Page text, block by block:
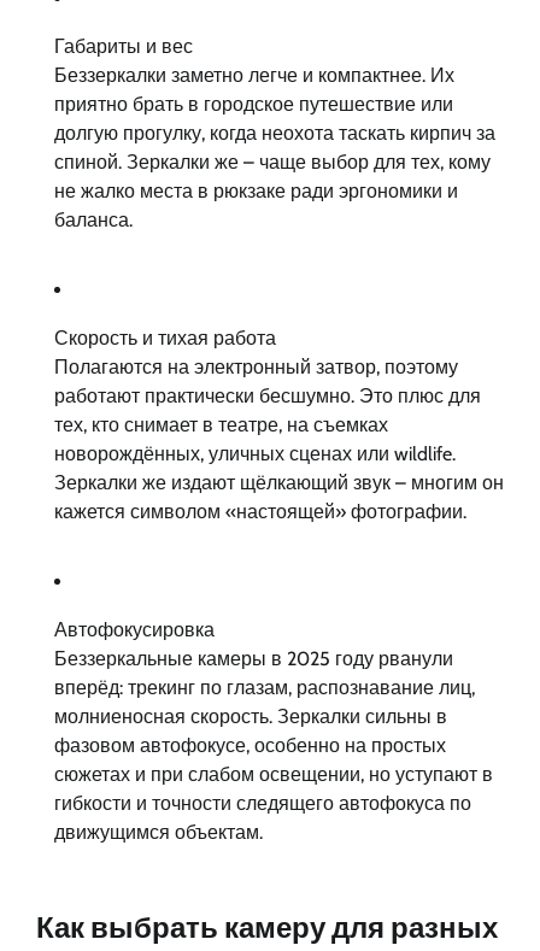
Габариты и вес
Беззеркалки заметно легче и компактнее. Их
приятно брать в городское путешествие или
долгую прогулку, когда неохота таскать кирпич за
спиной. Зеркалки же – чаще выбор для тех, кому
не жалко места в рюкзаке ради эргономики и
баланса.
Скорость и тихая работа
Полагаются на электронный затвор, поэтому
работают практически бесшумно. Это плюс для
тех, кто снимает в театре, на съемках
новорождённых, уличных сценах или wildlife.
Зеркалки же издают щёлкающий звук – многим он
кажется символом «настоящей» фотографии.
Автофокусировка
Беззеркальные камеры в 2025 году рванули
вперёд: трекинг по глазам, распознавание лиц,
молниеносная скорость. Зеркалки сильны в
фазовом автофокусе, особенно на простых
сюжетах и при слабом освещении, но уступают в
гибкости и точности следящего автофокуса по
движущимся объектам.
Как выбрать камеру для разных